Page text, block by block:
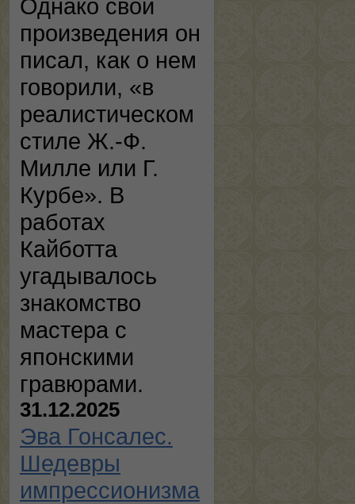
Однако свои
произведения он
писал, как о нем
говорили, «в
реалистическом
стиле Ж.-Ф.
Милле или Г.
Курбе». В
работах
Кайботта
угадывалось
знакомство
мастера с
японскими
гравюрами.
31.12.2025
Эва Гонсалес.
Шедевры
импрессионизма